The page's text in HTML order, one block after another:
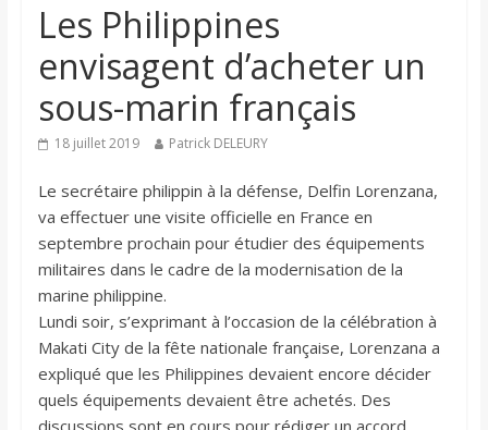
Les Philippines
envisagent d’acheter un
sous-marin français
18 juillet 2019 Patrick DELEURY
Le secrétaire philippin à la défense, Delfin Lorenzana,
va effectuer une visite officielle en France en
septembre prochain pour étudier des équipements
militaires dans le cadre de la modernisation de la
marine philippine.
Lundi soir, s’exprimant à l’occasion de la célébration à
Makati City de la fête nationale française, Lorenzana a
expliqué que les Philippines devaient encore décider
quels équipements devaient être achetés. Des